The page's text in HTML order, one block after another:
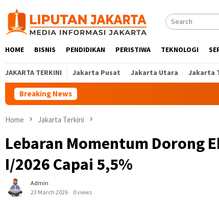
content
HOME BISNIS PENDIDIKAN PERISTIWA TEKNOLOGI
JAKARTA TERKINI Jakarta Pusat Jakarta Utara Jakarta
Breaking News
Home Jakarta Terkini
Lebaran Momentum Dorong
I/2026 Capai 5,5%
Admin
23 March 2026
0 views